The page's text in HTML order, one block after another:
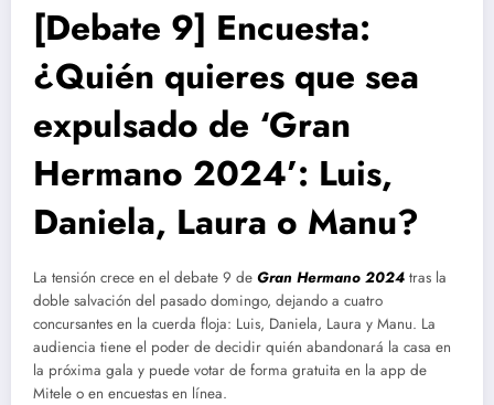
[Debate 9] Encuesta:
¿Quién quieres que sea
expulsado de ‘Gran
Hermano 2024’: Luis,
Daniela, Laura o Manu?
La tensión crece en el debate 9 de Gran Hermano 2024 tras la
doble salvación del pasado domingo, dejando a cuatro
concursantes en la cuerda floja: Luis, Daniela, Laura y Manu. La
audiencia tiene el poder de decidir quién abandonará la casa en
la próxima gala y puede votar de forma gratuita en la app de
Mitele o en encuestas en línea.